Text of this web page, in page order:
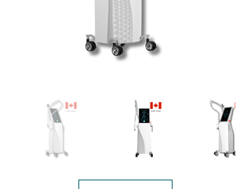
T1927-MDL